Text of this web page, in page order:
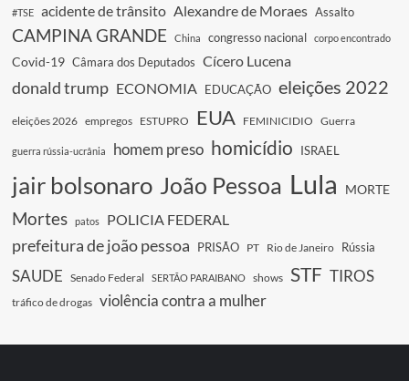
#TSE acidente de trânsito Alexandre de Moraes Assalto
CAMPINA GRANDE China congresso nacional corpo encontrado
Covid-19 Câmara dos Deputados Cícero Lucena
donald trump ECONOMIA EDUCAÇÃO eleições 2022
eleições 2026 empregos ESTUPRO EUA FEMINICIDIO Guerra
guerra rússia-ucrânia homem preso homicídio ISRAEL
jair bolsonaro João Pessoa Lula MORTE
Mortes patos POLICIA FEDERAL
prefeitura de joão pessoa PRISÃO PT Rio de Janeiro Rússia
SAUDE Senado Federal SERTÃO PARAIBANO shows STF TIROS
tráfico de drogas violência contra a mulher